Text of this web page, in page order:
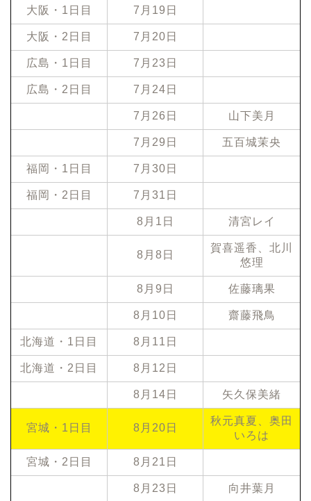
大阪・1日目 7月19日
大阪・2日目 7月20日
広島・1日目 7月23日
広島・2日目 7月24日
7月26日 山下美月
7月29日 五百城茉央
福岡・1日目 7月30日
福岡・2日目 7月31日
8月1日 清宮レイ
8月8日
賀喜遥香、北川
悠理
8月9日 佐藤璃果
8月10日 齋藤飛鳥
北海道・1日目 8月11日
北海道・2日目 8月12日
8月14日 矢久保美緒
宮城・1日目 8月20日
秋元真夏、奥田
いろは
宮城・2日目 8月21日
8月23日 向井葉月